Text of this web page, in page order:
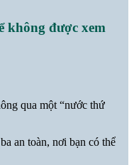
không được xem
qua một “nước thứ
an toàn, nơi bạn có thể